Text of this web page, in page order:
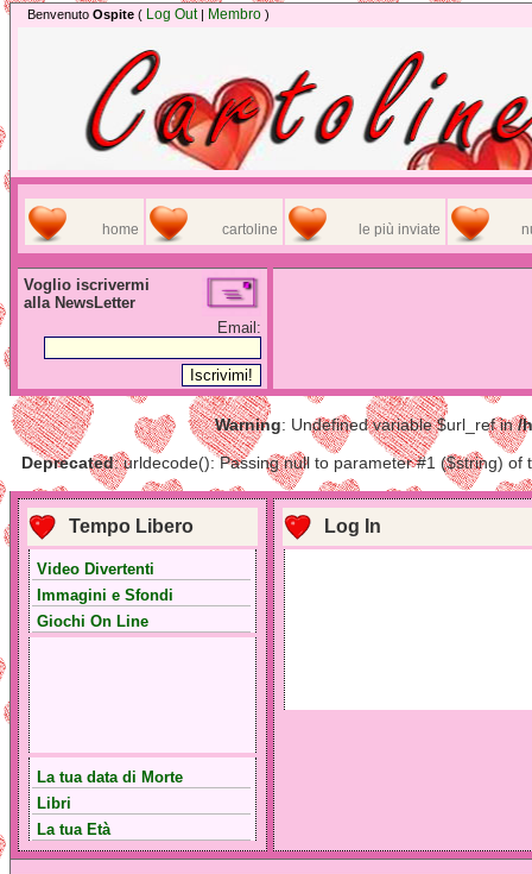
Benvenuto Ospite ( Log Out| Membro )
home cartoline le più inviate
Voglio iscrivermi
alla NewsLetter
Email:
Warning: Undefined variable $url_ref in/
Deprecated: urldecode(): Passing null to parameter #1 ($string)
Tempo Libero
Video Divertenti
Immagini e Sfondi
Giochi On Line
La tua data di Morte
Libri
La tua Età
Log In